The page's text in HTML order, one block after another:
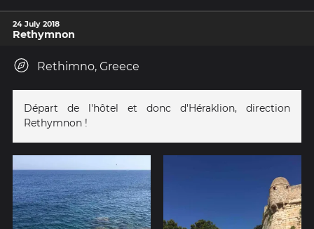
24 July 2018
Rethymnon
Rethimno, Greece
Départ de l'hôtel et donc d'Héraklion, direction
Rethymnon !